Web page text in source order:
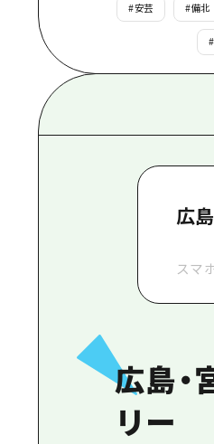
#安芸 #備北
#
広
スマ
広島・
リー